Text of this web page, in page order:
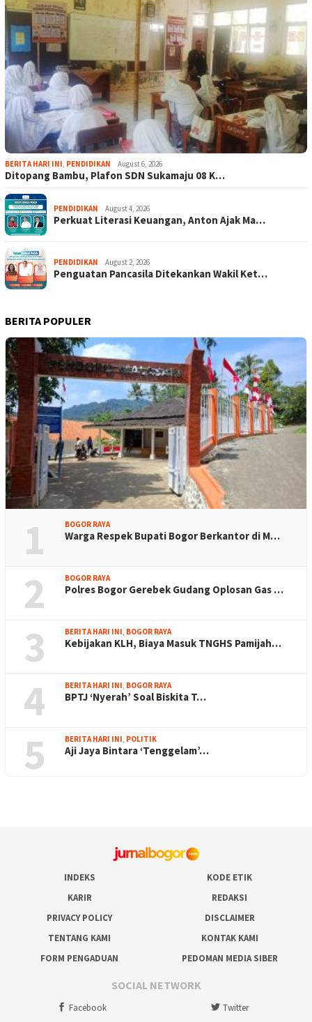
BERITA HARI INI, PENDIDIKAN August 6, 2026
Ditopang Bambu, Plafon SDN Sukamaju 08 K…
PENDIDIKAN August 4, 2026
Perkuat Literasi Keuangan, Anton Ajak Ma…
PENDIDIKAN August 2, 2026
Penguatan Pancasila Ditekankan Wakil Ket…
BERITA POPULER
1 BOGOR RAYA
Warga Respek Bupati Bogor Berkantor di M…
2 BOGOR RAYA
Polres Bogor Gerebek Gudang Oplosan Gas …
3 BERITA HARI INI BOGOR RAYA
Kebijakan KLH, Biaya Masuk TNGHS Pamijah…
4 BERITA HARI INI BOGOR RAYA
BPTJ ‘Nyerah’ Soal Biskita T…
5 BERITA HARI INI POLITIK
Aji Jaya Bintara ‘Tenggelam’…
INDEKS
KODE ETIK
KARIR
REDAKSI
PRIVACY POLICY
DISCLAIMER
TENTANG KAMI
KONTAK KAMI
FORM PENGADUAN
PEDOMAN MEDIA SIBER
SOCIAL NETWORK
Facebook Twitter